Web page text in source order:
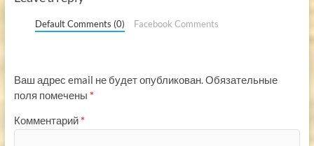
Default Comments (0) Facebook Comments
Ваш адрес email не будет опубликован.Обязательные
поля помечены *
Комментарий *